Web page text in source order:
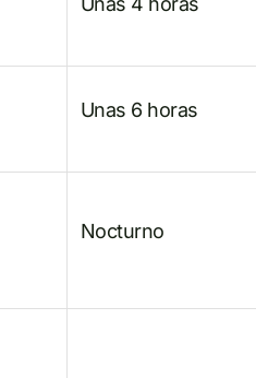
Unas 6 horas
Nocturno